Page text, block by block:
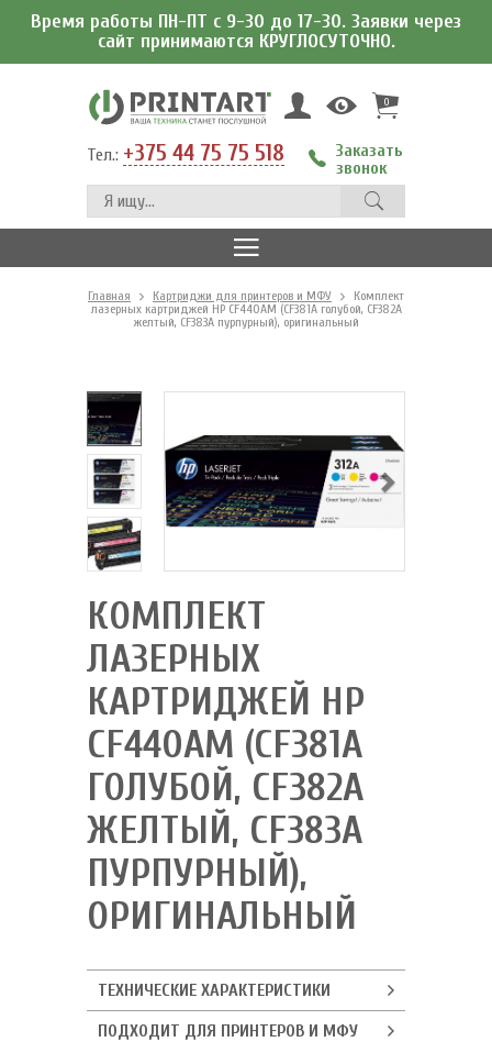
Время работы ПН-ПТ с 9-30 до 17-30. Заявки через
сайт принимаются КРУГЛОСУТОЧНО.
0
Тел.: +375 44 75 75 518
Заказать
звонок
Главная Картриджи для принтеров и МФУ
Комплект
лазерных картриджей HP CF440AM (CF381A голубой, CF382A
желтый, CF383A пурпурный), оригинальный
КОМПЛЕКТ
ЛАЗЕРНЫХ
КАРТРИДЖЕЙ HP
CF440AM (CF381A
ГОЛУБОЙ, CF382A
ЖЕЛТЫЙ, CF383A
ПУРПУРНЫЙ),
ОРИГИНАЛЬНЫЙ
ТЕХНИЧЕСКИЕ ХАРАКТЕРИСТИКИ
ПОДХОДИТ ДЛЯ ПРИНТЕРОВ И МФУ